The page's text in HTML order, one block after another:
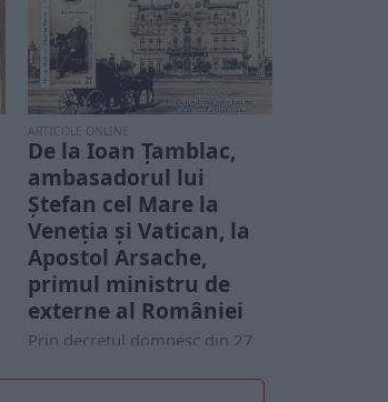
ARTICOLE ONLINE
De la Ioan Ţamblac,
ambasadorul lui
Ștefan cel Mare la
Veneția și Vatican, la
Apostol Arsache,
primul ministru de
externe al României
Prin decretul domnesc din 27
Ministerul Afacerilor Străine al